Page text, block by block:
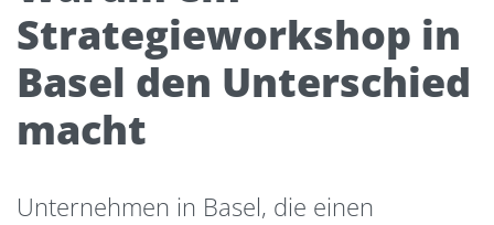
Strategieworkshop in
Basel den Unterschied
macht
Unternehmen in Basel, die einen